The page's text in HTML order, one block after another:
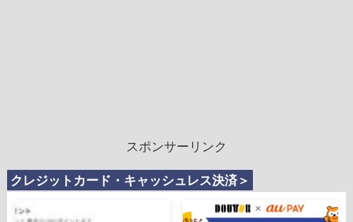
スポンサーリンク
クレジットカード・キャッシュレス決済＞